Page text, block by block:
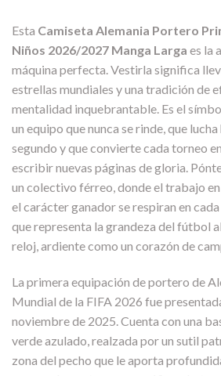
Esta Camiseta Alemania Portero
Niños 2026/2027 Manga Larga es la
máquina perfecta. Vestirla significa
estrellas mundiales y una tradición de
mentalidad inquebrantable. Es el
un equipo que nunca se rinde, que
segundo y que convierte cada torneo
escribir nuevas páginas de gloria.
un colectivo férreo, donde el trabajo
el carácter ganador se respiran en
que representa la grandeza del fútbol
reloj, ardiente como un corazón de
La primera equipación de portero de
Mundial de la FIFA 2026 fue
noviembre de 2025. Cuenta con una
verde azulado, realzada por un sutil
zona del pecho que le aporta